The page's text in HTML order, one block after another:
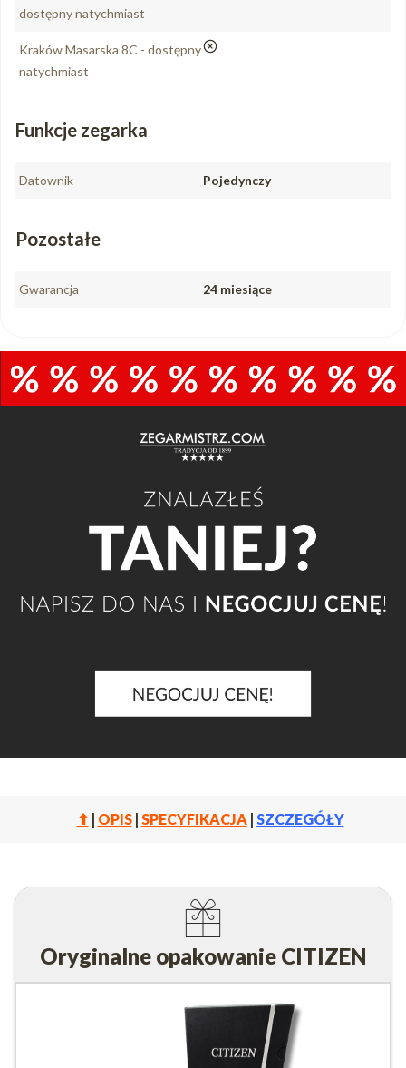
dostępny natychmiast
Kraków Masarska 8C - dostępny
natychmiast
nie
Funkcje zegarka
Datownik Pojedynczy
Pozostałe
Gwarancja 24 miesiące
⬆ | OPIS| SPECYFIKACJA | SZCZEGÓŁY
Oryginalne opakowanie CITIZEN